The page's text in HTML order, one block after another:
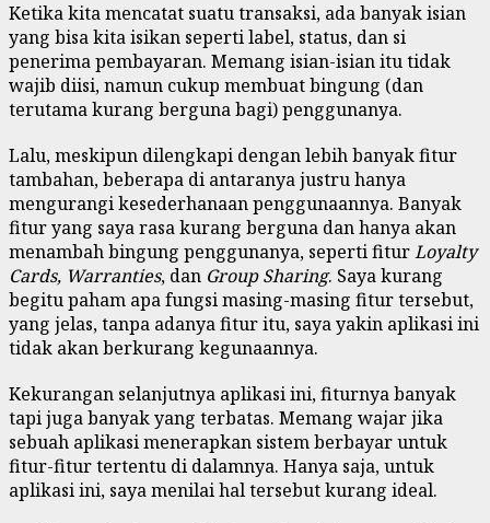
Ketika kita mencatat suatu transaksi, ada banyak isian
yang bisa kita isikan seperti label, status, dan si
penerima pembayaran. Memang isian-isian itu tidak
wajib diisi, namun cukup membuat bingung (dan
terutama kurang berguna bagi) penggunanya.
Lalu, meskipun dilengkapi dengan lebih banyak fitur
tambahan, beberapa di antaranya justru hanya
mengurangi kesederhanaan penggunaannya. Banyak
fitur yang saya rasa kurang berguna dan hanya akan
menambah bingung penggunanya, seperti fiturLoyalty
Cards, Warranties, dan Group Sharing. Saya kurang
begitu paham apa fungsi masing-masing fitur tersebut,
yang jelas, tanpa adanya fitur itu, saya yakin aplikasi ini
tidak akan berkurang kegunaannya.
Kekurangan selanjutnya aplikasi ini, fiturnya banyak
tapi juga banyak yang terbatas. Memang wajar jika
sebuah aplikasi menerapkan sistem berbayar untuk
fitur-fitur tertentu di dalamnya. Hanya saja, untuk
aplikasi ini, saya menilai hal tersebut kurang ideal.